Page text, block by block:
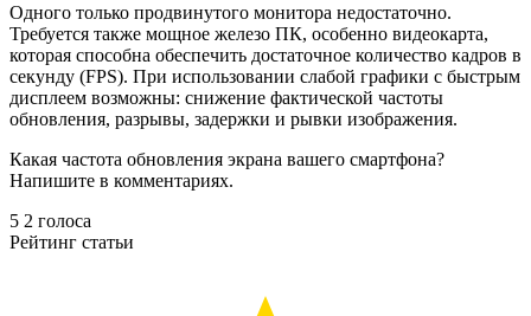
Одного только продвинутого монитора недостаточно.
Требуется также мощное железо ПК, особенно видеокарта,
которая способна обеспечить достаточное количество кадров в
секунду (FPS). При использовании слабой графики с быстрым
дисплеем возможны: снижение фактической частоты
обновления, разрывы, задержки и рывки изображения.
Какая частота обновления экрана вашего смартфона?
Напишите в комментариях.
5 2 голоса
Рейтинг статьи